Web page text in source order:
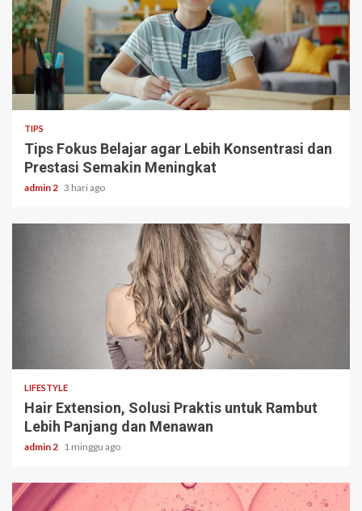
3 min read
TIPS
Tips Fokus Belajar agar Lebih Konsentrasi dan
Prestasi Semakin Meningkat
admin 2 3 hari ago
LIFESTYLE
Hair Extension, Solusi Praktis untuk Rambut
Lebih Panjang dan Menawan
admin 2 1 minggu ago